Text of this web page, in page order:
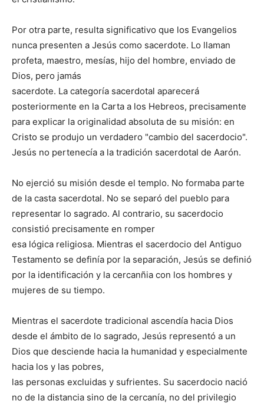
Por otra parte, resulta significativo que los Evangelios
nunca presenten a Jesús como sacerdote. Lo llaman
profeta, maestro, mesías, hijo del hombre, enviado de
Dios, pero jamás
sacerdote. La categoría sacerdotal aparecerá
posteriormente en la Carta a los Hebreos, precisamente
para explicar la originalidad absoluta de su misión: en
Cristo se produjo un verdadero "cambio del sacerdocio".
Jesús no pertenecía a la tradición sacerdotal de Aarón.
No ejerció su misión desde el templo. No formaba parte
de la casta sacerdotal. No se separó del pueblo para
representar lo sagrado. Al contrario, su sacerdocio
consistió precisamente en romper
esa lógica religiosa. Mientras el sacerdocio del Antiguo
Testamento se definía por la separación, Jesús se definió
por la identificación y la cercanñia con los hombres y
mujeres de su tiempo.
Mientras el sacerdote tradicional ascendía hacia Dios
desde el ámbito de lo sagrado, Jesús representó a un
Dios que desciende hacia la humanidad y especialmente
hacia los y las pobres,
las personas excluidas y sufrientes. Su sacerdocio nació
no de la distancia sino de la cercanía, no del privilegio